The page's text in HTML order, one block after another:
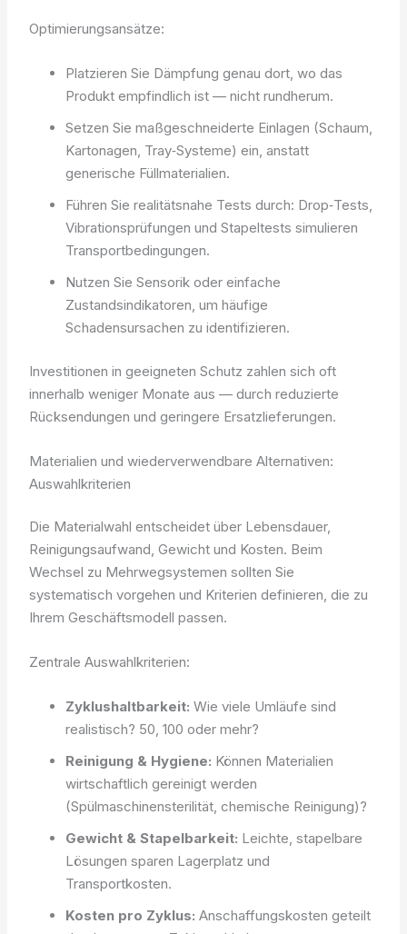
Optimierungsansätze:
Platzieren Sie Dämpfung genau dort, wo das
Produkt empfindlich ist — nicht rundherum.
Setzen Sie maßgeschneiderte Einlagen (Schaum,
Kartonagen, Tray‑Systeme) ein, anstatt
generische Füllmaterialien.
Führen Sie realitätsnahe Tests durch: Drop‑Tests,
Vibrationsprüfungen und Stapeltests simulieren
Transportbedingungen.
Nutzen Sie Sensorik oder einfache
Zustandsindikatoren, um häufige
Schadensursachen zu identifizieren.
Investitionen in geeigneten Schutz zahlen sich oft
innerhalb weniger Monate aus — durch reduzierte
Rücksendungen und geringere Ersatzlieferungen.
Materialien und wiederverwendbare Alternativen:
Auswahlkriterien
Die Materialwahl entscheidet über Lebensdauer,
Reinigungsaufwand, Gewicht und Kosten. Beim
Wechsel zu Mehrwegsystemen sollten Sie
systematisch vorgehen und Kriterien definieren, die zu
Ihrem Geschäftsmodell passen.
Zentrale Auswahlkriterien:
Zyklushaltbarkeit: Wie viele Umläufe sind
realistisch? 50, 100 oder mehr?
Reinigung & Hygiene: Können Materialien
wirtschaftlich gereinigt werden
(Spülmaschinensterilität, chemische Reinigung)?
Gewicht & Stapelbarkeit: Leichte, stapelbare
Lösungen sparen Lagerplatz und
Transportkosten.
Kosten pro Zyklus: Anschaffungskosten geteilt